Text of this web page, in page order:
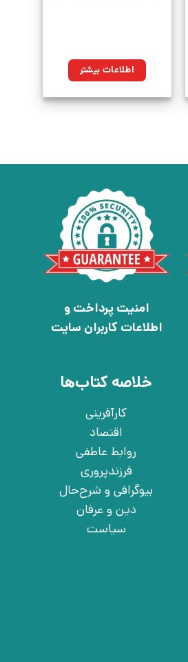
اطلاعات بیشتر
امنیت پرداخت و
اطلاعات کاربران سایت
خلاصه کتاب‌ها
کارآفرینی
اقتصاد
روابط عاطفی
فرزندپروری
بیوگرافی و شرح‌حال
دین و عرفان
سیاست